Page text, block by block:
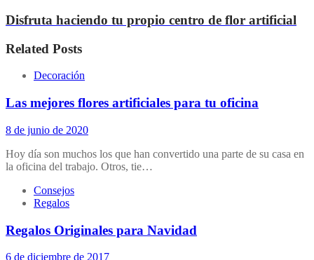
Disfruta haciendo tu propio centro de flor artificial
Related Posts
Decoración
Las mejores flores artificiales para tu oficina
8 de junio de 2020
Hoy día son muchos los que han convertido una parte de su casa en
la oficina del trabajo. Otros, tie…
Consejos
Regalos
Regalos Originales para Navidad
6 de diciembre de 2017